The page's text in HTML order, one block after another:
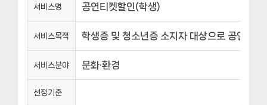
서비스명 공연티켓할인(학생)
서비스목적 학생증 및 청소년증 소지자 대상으로 공연 관
서비스분야 문화·환경
선정기준